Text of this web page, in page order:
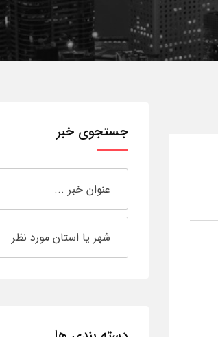
جستجوی خبر